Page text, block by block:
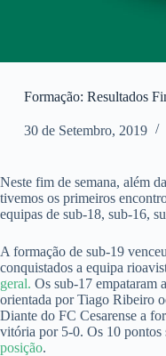
Formação: Resultados
30 de Setembro, 2019
Neste fim de semana, além
tivemos os primeiros
equipas de sub-18, sub-16,
A formação de sub-19
conquistados a equipa
geral. Os sub-17 empataram
orientada por Tiago Ribeiro
Diante do FC Cesarense a
vitória por 5-0. Os 10 pontos
posição.